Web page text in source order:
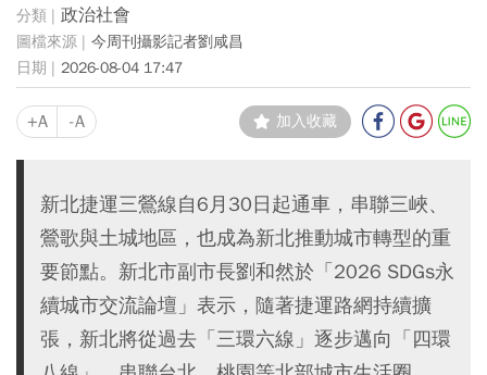
政治社會
今周刊攝影記者劉咸昌
2026-08-04 17:47
+A -A 加入收藏
新北捷運三鶯線自6月30日起通車，串聯三峽、
鶯歌與土城地區，也成為新北推動城市轉型的重
要節點。新北市副市長劉和然於「2026 SDGs永
續城市交流論壇」表示，隨著捷運路網持續擴
張，新北將從過去「三環六線」逐步邁向「四環